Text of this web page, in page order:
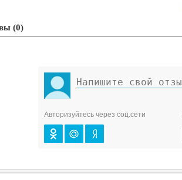
(0)
Авторизуйтесь через соц.сети